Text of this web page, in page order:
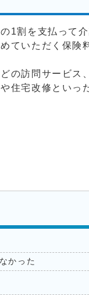
1割を支払って
ていただく保険
の訪問サービ
住宅改修といっ
かった